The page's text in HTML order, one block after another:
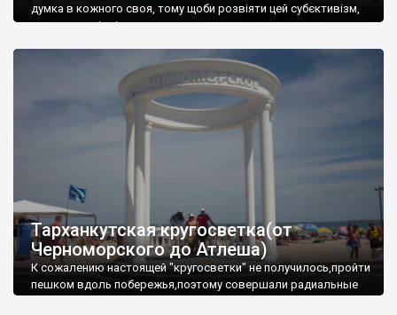
думка в кожного своя, тому щоби розвіяти цей субєктивізм,
запрошую відвідати це
Тарханкутская кругосветка(от
Черноморского до Атлеша)
К сожалению настоящей "кругосветки" не получилось,пройти
пешком вдоль побережья,поэтому совершали радиальные